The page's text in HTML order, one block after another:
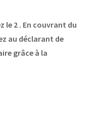
le 2 . En couvrant du
au déclarant de
grâce à la